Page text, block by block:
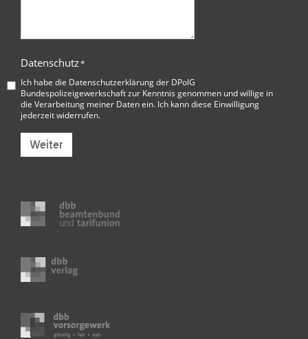
Datenschutz*
Ich habe die Datenschutzerklärung der DPolG
Bundespolizeigewerkschaftzur Kenntnis genommen und willige in
die Verarbeitung meiner Daten ein. Ich kann diese Einwilligung
jederzeit widerrufen.
Weiter